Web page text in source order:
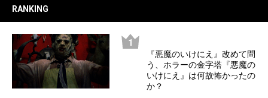
RANKING
『悪魔のいけにえ』改めて問
う、ホラーの金字塔『悪魔の
いけにえ』は何故怖かったの
か？